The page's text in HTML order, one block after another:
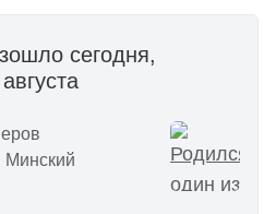
сегодня,